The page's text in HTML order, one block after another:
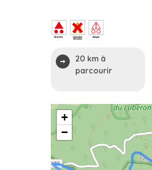
20 km à
parcourir
+
−